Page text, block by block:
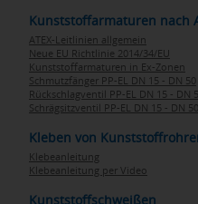
Kunststoffarmaturen nach
ATEX-Leitlinien allgemein
Neue EU Richtlinie 2014/34/EU
Kunststoffarmaturen in Ex-Zonen
Schmutzfänger PP-EL DN 15 - DN 50
Rückschlagventil PP-EL DN 15 - DN
Schrägsitzventil PP-EL DN 15 - DN 50
Kleben von
Klebeanleitung
Klebeanleitung per Video
Kunststoffschweißen